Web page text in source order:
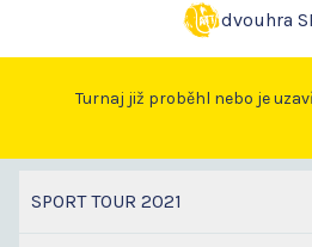
dvouhra
Turnaj již proběhl nebo je
SPORT TOUR 2021